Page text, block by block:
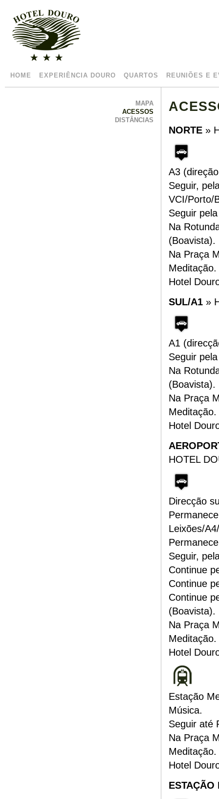
HOME EXPERIÊNCIA DOURO QUARTOS REUNIÕES E
MAPA
ACESSOS
DISTÂNCIAS
NORTE »
A3
Seguir,
VCI/Porto/
Seguir
Na
(Boavista).
Na Praça
Meditação.
Hotel
SUL/A1 »
A1
Seguir
Na
(Boavista).
Na Praça
Meditação.
Hotel
HOTEL
Direcção
Leixões/
Seguir,
Continue
Continue
Continue
(Boavista).
Na Praça
Meditação.
Hotel
Estação
Música.
Seguir até
Na Praça
Meditação.
Hotel
ESTAÇÃO